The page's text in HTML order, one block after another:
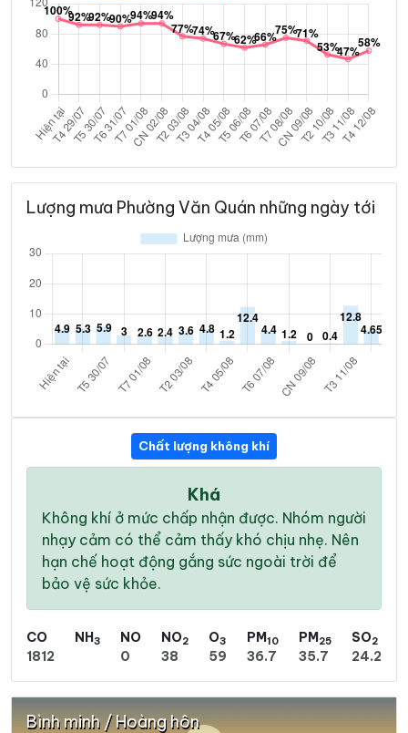
Lượng mưa Phường Văn Quán những ngày tới
Chất lượng không khí
Khá
Không khí ở mức chấp nhận được. Nhóm người
nhạy cảm có thể cảm thấy khó chịu nhẹ. Nên
hạn chế hoạt động gắng sức ngoài trời để
bảo vệ sức khỏe.
CO
1812
NH3
NO
0
NO2
38
O3
59
PM10
36.7
PM25
35.7
SO2
24.2
Bình minh / Hoàng hôn